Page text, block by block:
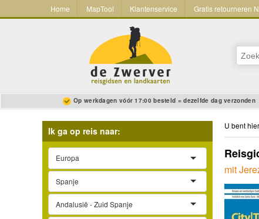
Home MapTool Klantenservice Gratis retourneren
Op werkdagen vóór 17:00 besteld = dezelfde dag verzonden
Ik ga op reis naar:
Europa
Spanje
Andalusië - Zuid Spanje
U bent
mit